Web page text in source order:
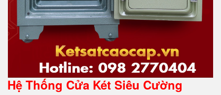
Hệ Thống Cửa Két Siêu Cường